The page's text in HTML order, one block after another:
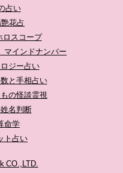
占い
花占
ロスコープ
インドナンバー
ジー占い
と手相占い
の怪談霊視
名判断
命学
ト占い
CO.,LTD.